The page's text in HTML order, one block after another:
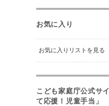
お気に入り
お気に入りリストを見る
こども家庭庁公式サ
て応援！児童手当」